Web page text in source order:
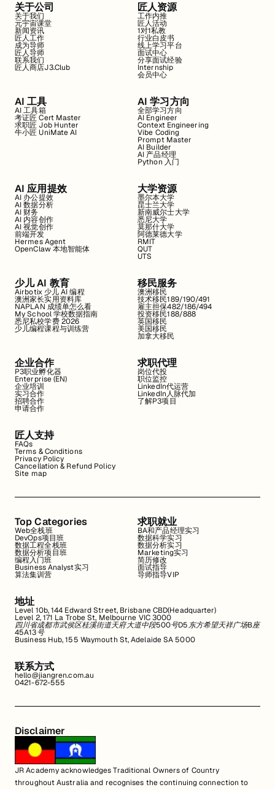
关于公司
关于我们
元宇宙课堂
新闻资讯
匠人工作
成为导师
匠人导师
联系我们
匠人商店J3.Club
匠人资源
工作内推
匠人活动
1对1私教
行业白皮书
线上学习平台
面试中心
分享面试经验
Internship
会员中心
AI 工具
AI 工具箱
考证匠 Cert Master
求职匠 Job Hunter
牛小匠 UniMate AI
AI 学习方向
全部学习方向
AI Engineer
Context Engineering
Vibe Coding
Prompt Master
AI Builder
AI 产品经理
Python 入门
AI 应用提效
AI 办公提效
AI 数据分析
AI 财务
AI 内容创作
AI 视觉创作
前端开发
Hermes Agent
OpenClaw 本地智能体
大学资源
墨尔本大学
昆士兰大学
新南威尔士大学
悉尼大学
莫那什大学
阿德莱德大学
RMIT
QUT
UTS
少儿 AI 教育
Airbotix 少儿 AI 编程
澳洲家长实用资料库
NAPLAN 成绩单怎么看
My School 学校数据指南
悉尼私校学费 2026
少儿编程课程与训练营
移民服务
澳洲移民
技术移民189/190/491
雇主担保482/186/494
投资移民188/888
英国移民
美国移民
加拿大移民
企业合作
P3职业孵化器
Enterprise (EN)
企业培训
实习合作
招聘合作
申请合作
求职代理
岗位代投
职位监控
LinkedIn代运营
LinkedIn人脉代加
了解P3项目
匠人支持
FAQs
Terms & Conditions
Privacy Policy
Cancellation & Refund Policy
Site map
Top Categories
Web全栈班
DevOps项目班
数据工程全栈班
数据分析项目班
编程入门班
Business Analyst实习
算法集训营
求职就业
BA和产品经理实习
数据科学实习
数据分析实习
Marketing实习
简历修改
面试指导
导师指导VIP
地址
Level 10b, 144 Edward Street, Brisbane CBD(Headquarter)
Level 2, 171 La Trobe St, Melbourne VIC 3000
四川省成都市武侯区桂溪街道天府大道中段500号D5东方希望天祥广场B座
45A13号
Business Hub, 155 Waymouth St, Adelaide SA 5000
联系方式
hello@jiangren.com.au
0421-672-555
Disclaimer
JR Academy acknowledges Traditional Owners of Country
throughout Australia and recognises the continuing connection to